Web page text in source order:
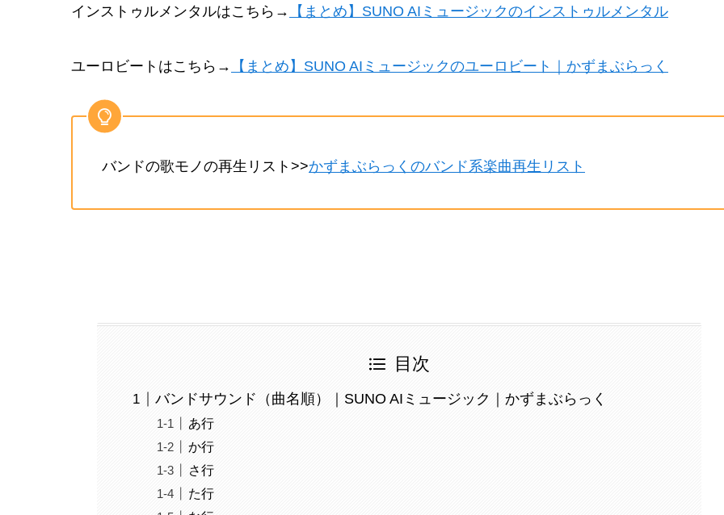
インストゥルメンタルはこちら→ 【まとめ】SUNO AIミュージックのインストゥルメンタル
ユーロビートはこちら→ 【まとめ】SUNO AIミュージックのユーロビート｜かずまぶらっく
バンドの歌モノの再生リスト>>かずまぶらっくのバンド系楽曲再生リスト
目次
バンドサウンド（曲名順）｜SUNO AIミュージック｜かずまぶらっく
あ行
か行
さ行
た行